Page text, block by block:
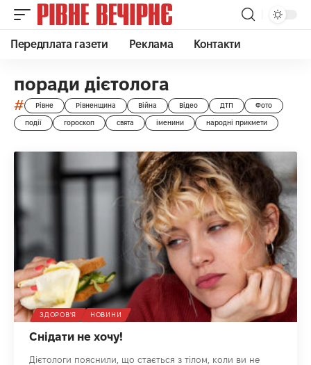
Передплата газети Реклама Контакти
поради дієтолога
# Рівне Рівненщина Війна Відео ДТП Фото
події гороскоп свята іменини народні прикмети
ЗДОРОВ'Я НОВИНИ
Снідати не хочу!
Дієтологи пояснили, що стається з тілом, коли ви не